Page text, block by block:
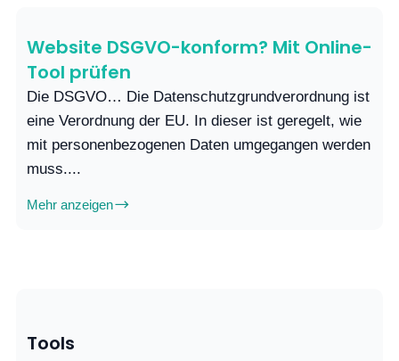
Website DSGVO-konform? Mit Online-
Tool prüfen
Die DSGVO… Die Datenschutzgrundverordnung ist
eine Verordnung der EU. In dieser ist geregelt, wie
mit personenbezogenen Daten umgegangen werden
muss....
Mehr anzeigen
Tools